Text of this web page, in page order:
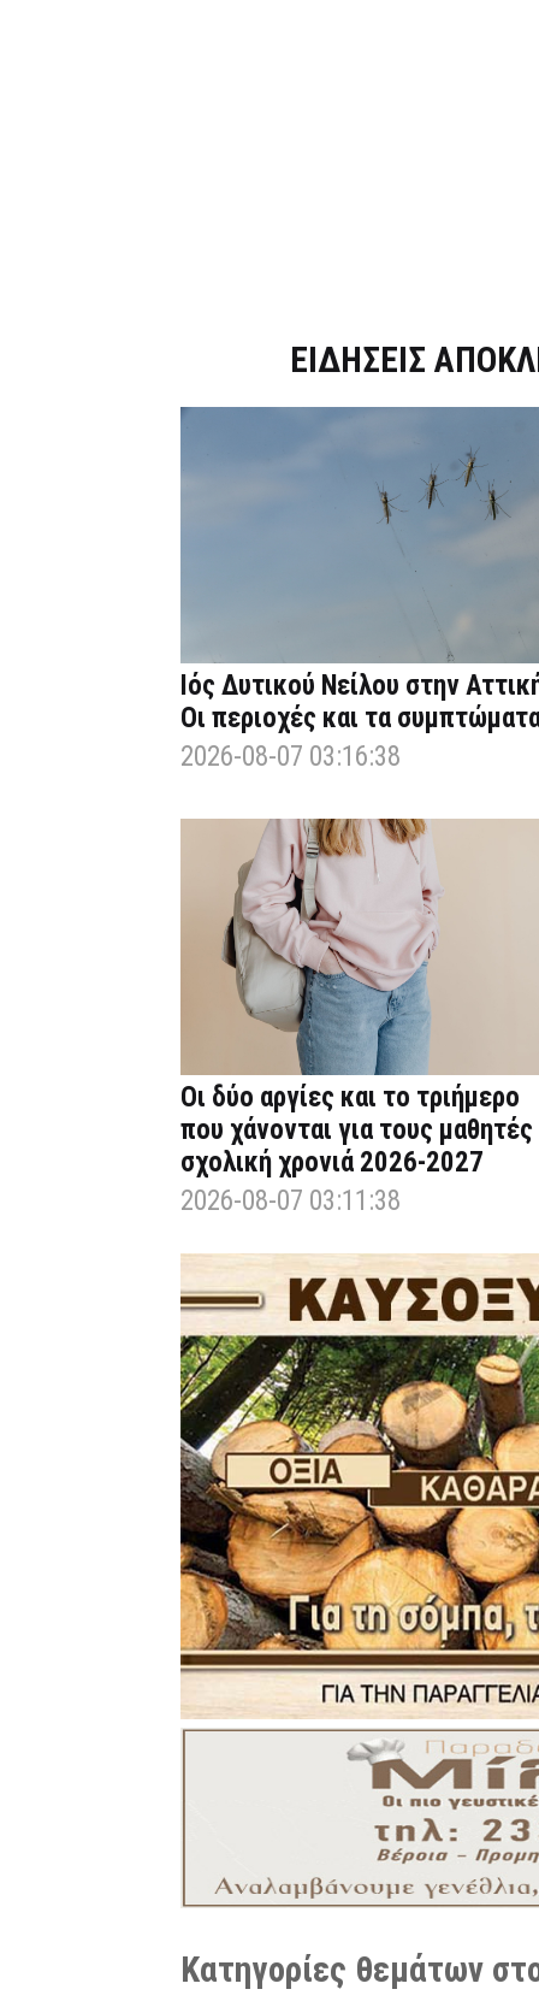
ΕΙΔΗΣΕΙΣ
Ιός Δυτικού Νείλου στην
Οι περιοχές και τα
2026-08-07 03:16:38
Οι δύο αργίες και το τριήμερο
που χάνονται για τους μαθητές
σχολική χρονιά 2026-2027
2026-08-07 03:11:38
Κατηγορίες θεμάτων